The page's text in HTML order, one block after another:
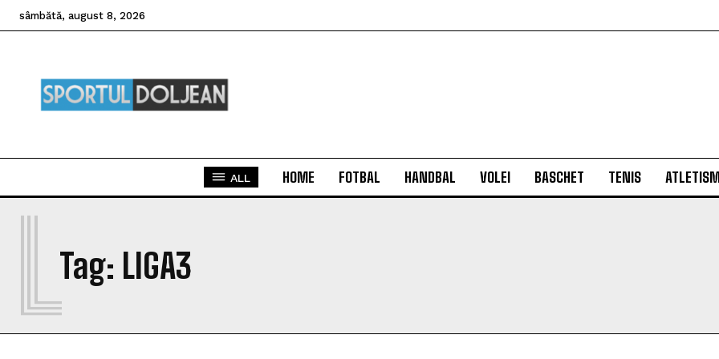
sâmbătă, august 8, 2026
ALL HOME FOTBAL HANDBAL VOLEI BASCHET TENIS
Tag: LIGA3
L